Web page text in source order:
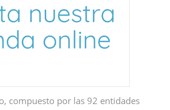
compuesto por las 92 entidades